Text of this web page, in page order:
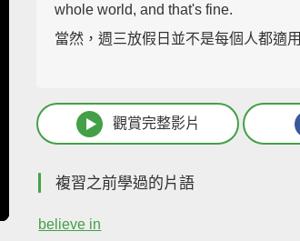
whole world, and that's fine.
當然，週三放假日並不是每個人都適
觀賞完整影片
複習之前學過的片語
believe in